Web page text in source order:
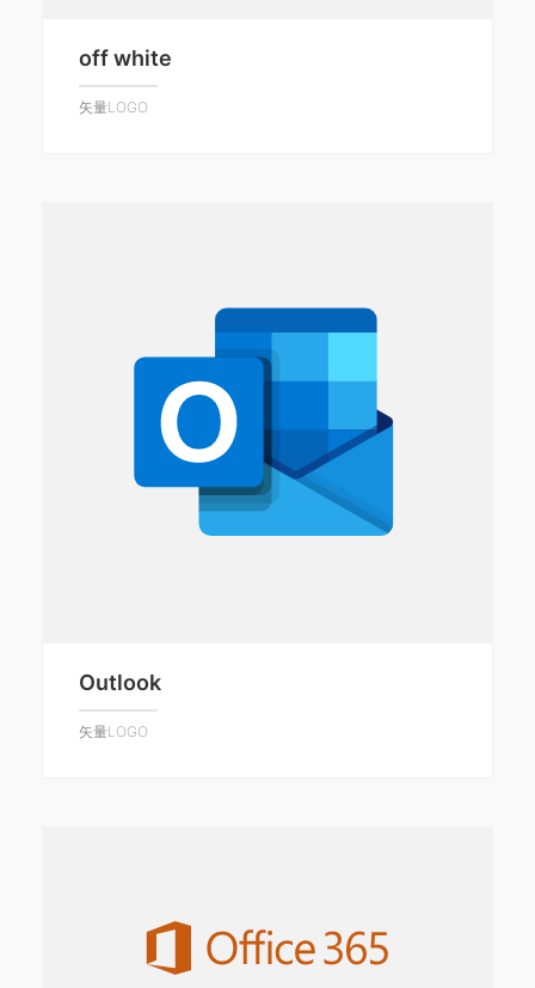
off white
矢量LOGO
Outlook
矢量LOGO